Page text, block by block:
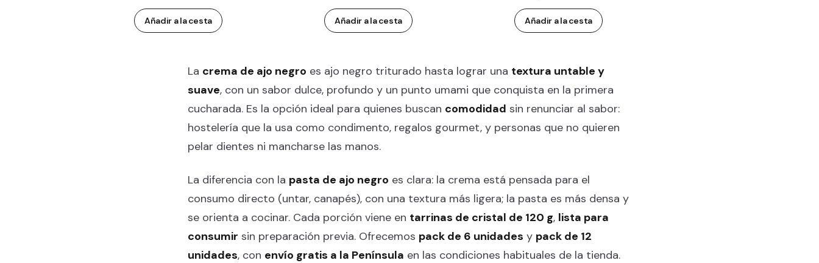
Añadir a la cesta Añadir a la cesta Añadir a la cesta
La crema de ajo negro es ajo negro triturado hasta lograr una textura untable y
suave, con un sabor dulce, profundo y un punto umami que conquista en la primera
cucharada. Es la opción ideal para quienes buscan comodidad sin renunciar al sabor:
hostelería que la usa como condimento, regalos gourmet, y personas que no quieren
pelar dientes ni mancharse las manos.
La diferencia con la pasta de ajo negro es clara: la crema está pensada para el
consumo directo (untar, canapés), con una textura más ligera; la pasta es más densa y
se orienta a cocinar. Cada porción viene en tarrinas de cristal de 120 g, lista para
consumir sin preparación previa. Ofrecemos pack de 6 unidades y pack de 12
unidades, con envío gratis a la Península en las condiciones habituales de la tienda.